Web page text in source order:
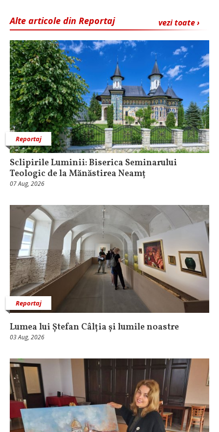
vezi toate ›
Alte articole din Reportaj
Reportaj
Sclipirile Luminii: Biserica Seminarului
Teologic de la Mănăstirea Neamț
07 Aug, 2026
Reportaj
Lumea lui Ștefan Câlția și lumile noastre
03 Aug, 2026